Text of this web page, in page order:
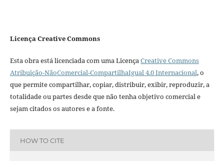
Licença Creative Commons
Esta obra está licenciada com uma LicençaCreative Commons
Atribuição-NãoComercial-CompartilhaIgual 4.0 Internacional, o
que permite compartilhar, copiar, distribuir, exibir, reproduzir, a
totalidade ou partes desde que não tenha objetivo comercial e
sejam citados os autores e a fonte.
HOW TO CITE